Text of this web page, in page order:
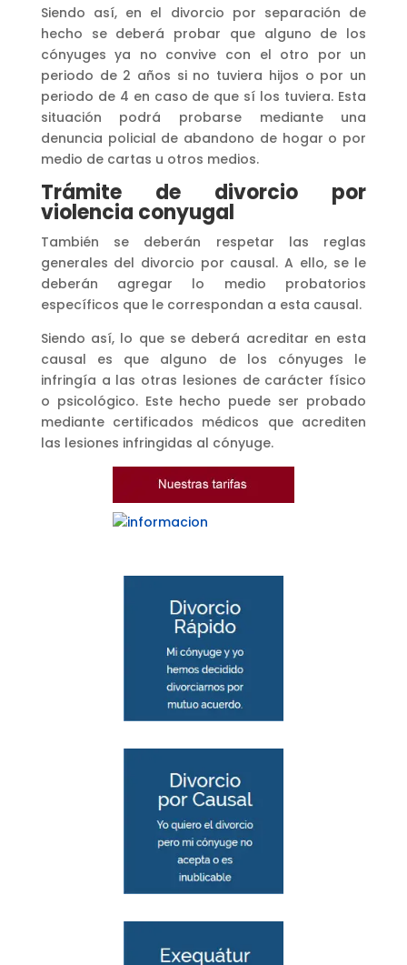
Siendo así, en el divorcio por separación de
hecho se deberá probar que alguno de los
cónyuges ya no convive con el otro por un
periodo de 2 años si no tuviera hijos o por un
periodo de 4 en caso de que sí los tuviera. Esta
situación podrá probarse mediante una
denuncia policial de abandono de hogar o por
medio de cartas u otros medios.
Trámite de divorcio por
violencia conyugal
También se deberán respetar las reglas
generales del divorcio por causal. A ello, se le
deberán agregar lo medio probatorios
específicos que le correspondan a esta causal.
Siendo así, lo que se deberá acreditar en esta
causal es que alguno de los cónyuges le
infringía a las otras lesiones de carácter físico
o psicológico. Este hecho puede ser probado
mediante certificados médicos que acrediten
las lesiones infringidas al cónyuge.